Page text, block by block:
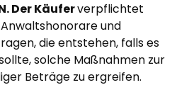
Der Käuferverpflichtet
und
die entstehen, falls es
solche Maßnahmen zur
Beträge zu ergreifen.